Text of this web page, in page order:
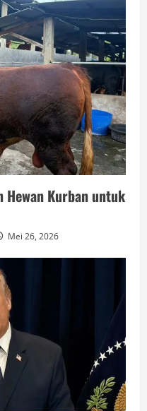
Hewan Kurban untuk
Mei 26, 2026